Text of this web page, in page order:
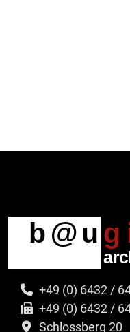
+49 (0) 6432 /
+49 (0) 6432 /
Schlossberg 20